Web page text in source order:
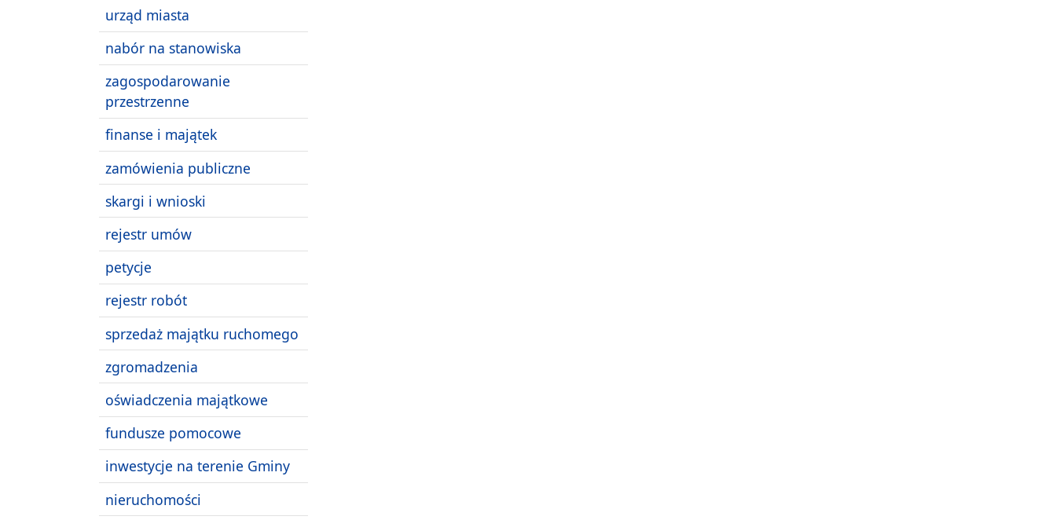
urząd miasta
nabór na stanowiska
zagospodarowanie
przestrzenne
finanse i majątek
zamówienia publiczne
skargi i wnioski
rejestr umów
petycje
rejestr robót
sprzedaż majątku ruchomego
zgromadzenia
oświadczenia majątkowe
fundusze pomocowe
inwestycje na terenie Gminy
nieruchomości